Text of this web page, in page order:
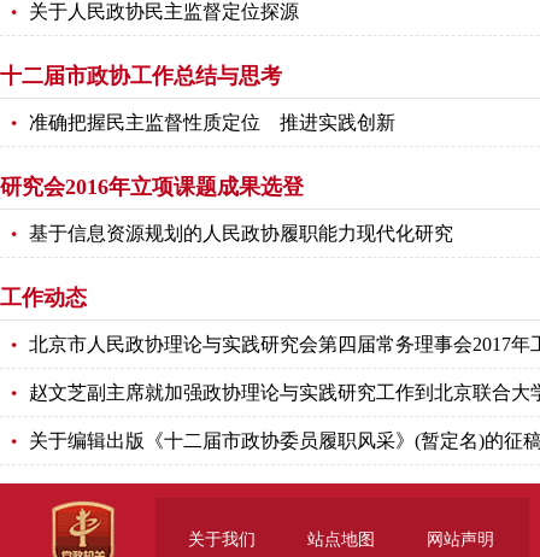
关于人民政协民主监督定位探源
十二届市政协工作总结与思考
准确把握民主监督性质定位 推进实践创新
研究会2016年立项课题成果选登
基于信息资源规划的人民政协履职能力现代化研究
工作动态
北京市人民政协理论与实践研究会第四届常务理事会2017年
赵文芝副主席就加强政协理论与实践研究工作到北京联合大
关于编辑出版《十二届市政协委员履职风采》(暂定名)的征
关于我们 站点地图 网站声明